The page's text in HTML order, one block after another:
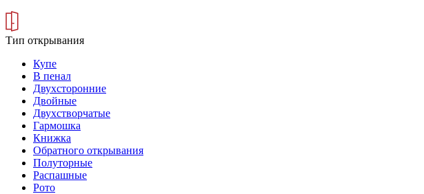
Тип открывания
Купе
В пенал
Двухсторонние
Двойные
Двухстворчатые
Гармошка
Книжка
Обратного открывания
Полуторные
Распашные
Рото